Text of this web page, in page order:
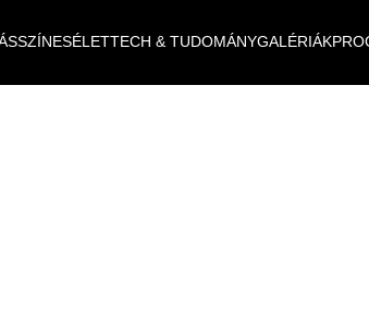
SZÍNESÉLETTECH & TUDOMÁNYGALÉRIÁK